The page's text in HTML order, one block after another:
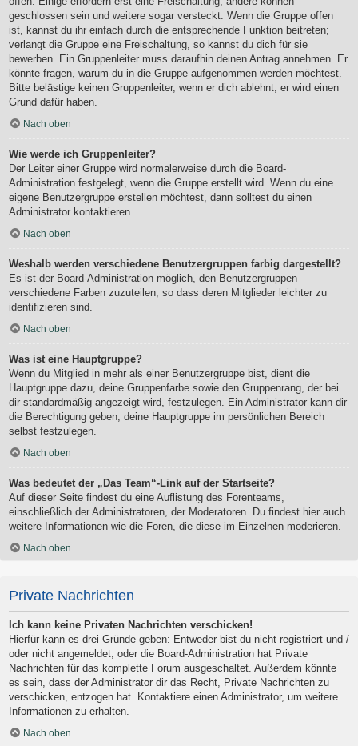
geschlossen sein und weitere sogar versteckt. Wenn die Gruppe offen
ist, kannst du ihr einfach durch die entsprechende Funktion beitreten;
verlangt die Gruppe eine Freischaltung, so kannst du dich für sie
bewerben. Ein Gruppenleiter muss daraufhin deinen Antrag annehmen. Er
könnte fragen, warum du in die Gruppe aufgenommen werden möchtest.
Bitte belästige keinen Gruppenleiter, wenn er dich ablehnt, er wird einen
Grund dafür haben.
Nach oben
Wie werde ich Gruppenleiter?
Der Leiter einer Gruppe wird normalerweise durch die Board-
Administration festgelegt, wenn die Gruppe erstellt wird. Wenn du eine
eigene Benutzergruppe erstellen möchtest, dann solltest du einen
Administrator kontaktieren.
Nach oben
Weshalb werden verschiedene Benutzergruppen farbig dargestellt?
Es ist der Board-Administration möglich, den Benutzergruppen
verschiedene Farben zuzuteilen, so dass deren Mitglieder leichter zu
identifizieren sind.
Nach oben
Was ist eine Hauptgruppe?
Wenn du Mitglied in mehr als einer Benutzergruppe bist, dient die
Hauptgruppe dazu, deine Gruppenfarbe sowie den Gruppenrang, der bei
dir standardmäßig angezeigt wird, festzulegen. Ein Administrator kann dir
die Berechtigung geben, deine Hauptgruppe im persönlichen Bereich
selbst festzulegen.
Nach oben
Was bedeutet der „Das Team“-Link auf der Startseite?
Auf dieser Seite findest du eine Auflistung des Forenteams,
einschließlich der Administratoren, der Moderatoren. Du findest hier auch
weitere Informationen wie die Foren, die diese im Einzelnen moderieren.
Nach oben
Private Nachrichten
Ich kann keine Privaten Nachrichten verschicken!
Hierfür kann es drei Gründe geben: Entweder bist du nicht registriert und /
oder nicht angemeldet, oder die Board-Administration hat Private
Nachrichten für das komplette Forum ausgeschaltet. Außerdem könnte
es sein, dass der Administrator dir das Recht, Private Nachrichten zu
verschicken, entzogen hat. Kontaktiere einen Administrator, um weitere
Informationen zu erhalten.
Nach oben